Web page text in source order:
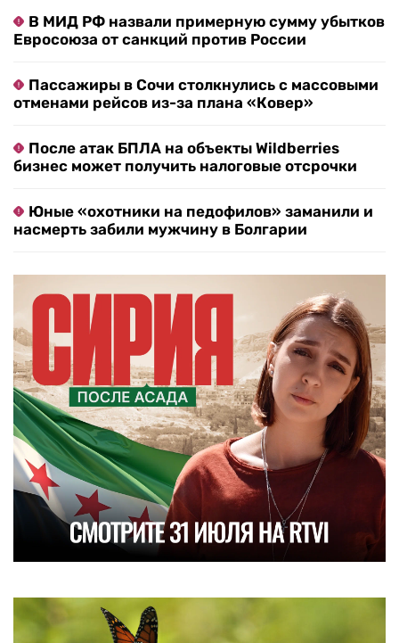
В МИД РФ назвали примерную сумму убытков
Евросоюза от санкций против России
Пассажиры в Сочи столкнулись с массовыми
отменами рейсов из-за плана «Ковер»
После атак БПЛА на объекты Wildberries
бизнес может получить налоговые отсрочки
Юные «охотники на педофилов» заманили и
насмерть забили мужчину в Болгарии